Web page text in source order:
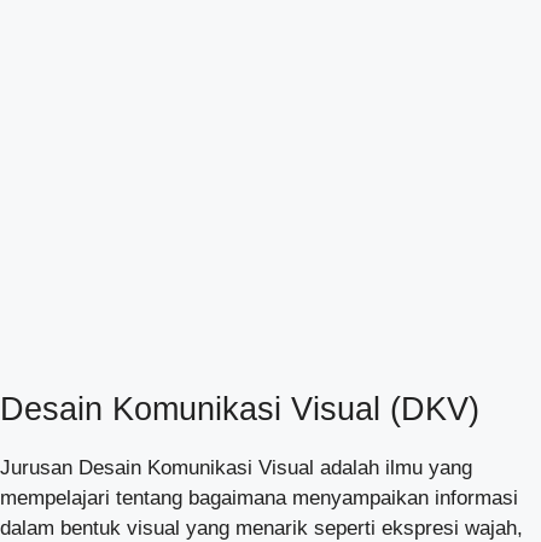
Desain Komunikasi Visual (DKV)
Jurusan Desain Komunikasi Visual adalah ilmu yang
mempelajari tentang bagaimana menyampaikan informasi
dalam bentuk visual yang menarik seperti ekspresi wajah,